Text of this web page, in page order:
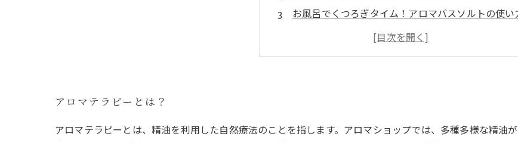
お風呂でくつろぎタイム！アロマバスソルトの使い
アロマオイルがもたらす効果と注意点
常備しておきたいアロマグッズ
アロマテラピーとは？
アロマテラピーとは、精油を利用した自然療法のことを指します。アロマショップでは、多種多様な精油